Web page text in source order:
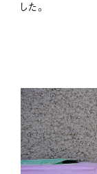
した。